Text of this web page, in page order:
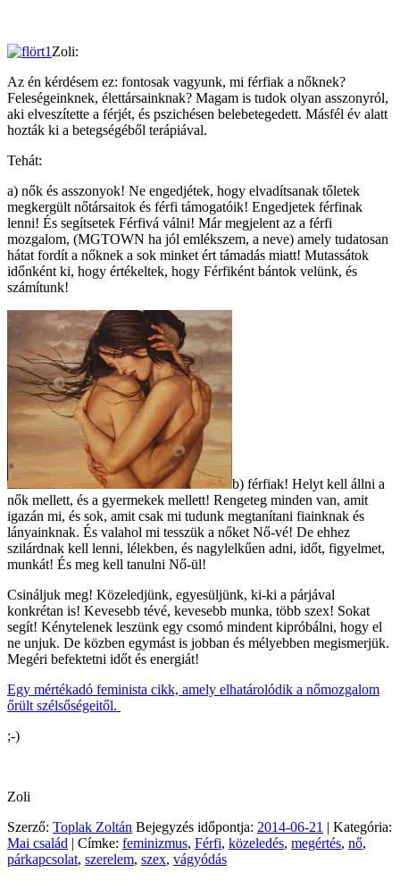
Zoli:
Az én kérdésem ez: fontosak vagyunk, mi férfiak a nőknek?
Feleségeinknek, élettársainknak? Magam is tudok olyan asszonyról,
aki elveszítette a férjét, és pszichésen belebetegedett. Másfél év alatt
hozták ki a betegségéből terápiával.
Tehát:
a) nők és asszonyok! Ne engedjétek, hogy elvadítsanak tőletek
megkergült nőtársaitok és férfi támogatóik! Engedjetek férfinak
lenni! És segítsetek Férfivá válni! Már megjelent az a férfi
mozgalom, (MGTOWN ha jól emlékszem, a neve) amely tudatosan
hátat fordít a nőknek a sok minket ért támadás miatt! Mutassátok
időnként ki, hogy értékeltek, hogy Férfiként bántok velünk, és
számítunk!
b) férfiak! Helyt kell állni a
nők mellett, és a gyermekek mellett! Rengeteg minden van, amit
igazán mi, és sok, amit csak mi tudunk megtanítani fiainknak és
lányainknak. És valahol mi tesszük a nőket Nő-vé! De ehhez
szilárdnak kell lenni, lélekben, és nagylelkűen adni, időt, figyelmet,
munkát! És meg kell tanulni Nő-ül!
Csináljuk meg! Közeledjünk, egyesüljünk, ki-ki a párjával
konkrétan is! Kevesebb tévé, kevesebb munka, több szex! Sokat
segít! Kénytelenek leszünk egy csomó mindent kipróbálni, hogy el
ne unjuk. De közben egymást is jobban és mélyebben megismerjük.
Megéri befektetni időt és energiát!
Egy mértékadó feminista cikk, amely elhatárolódik a nőmozgalom
őrült szélsőségeitől.
;-)
Zoli
Szerző: Toplak Zoltán Bejegyzés időpontja: 2014-06-21 | Kategória:
Mai család | Címke: feminizmus, Férfi, közeledés, megértés, nő,
párkapcsolat, szerelem, szex, vágyódás